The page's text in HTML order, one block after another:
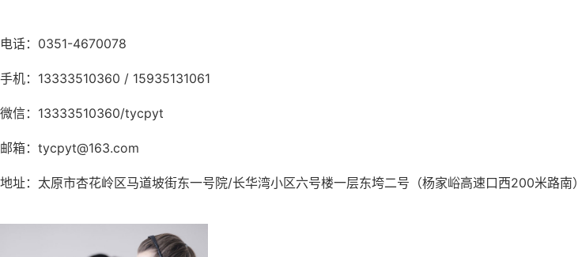
电话：0351-4670078
手机：13333510360 / 15935131061
微信：13333510360/tycpyt
邮箱：tycpyt@163.com
地址：太原市杏花岭区马道坡街东一号院/长华湾小区六号楼一层东垮二号（杨家峪高速口西200米路南）